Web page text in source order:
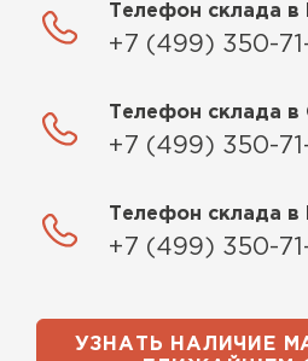
Телефон склада в
+7 (499) 350-
Телефон склада в
+7 (499) 350-
Телефон склада в
+7 (499) 350-
УЗНАТЬ НАЛИЧИЕ